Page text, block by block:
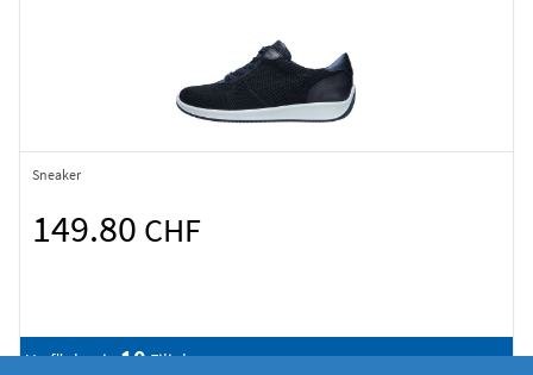
Sneaker
149.80 CHF
Verfügbar in10Filialen